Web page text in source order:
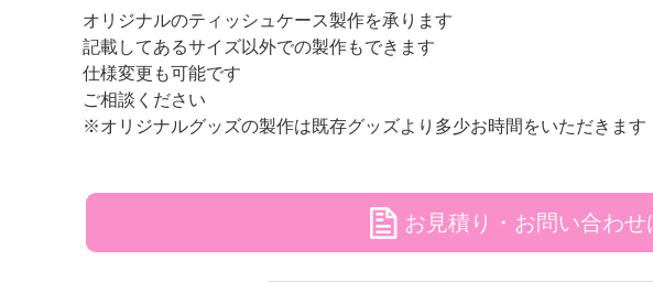
オリジナルのティッシュケース製作を承ります
記載してあるサイズ以外での製作もできます
仕様変更も可能です
ご相談ください
※オリジナルグッズの製作は既存グッズより多少お時間をいただきます
file お見積り・お問い合わせ